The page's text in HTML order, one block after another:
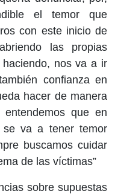
el temor que
con este inicio de
las propias
nos va a ir
confianza en
hacer de manera
que en
se va a tener temor
buscamos cuidar
de las víctimas”
sobre supuestas